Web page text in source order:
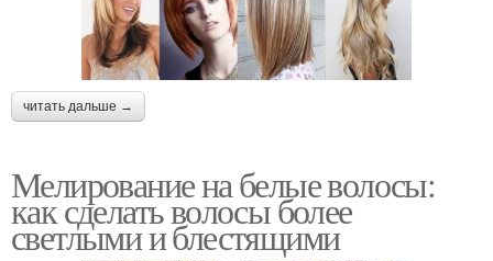
читать дальше →
Мелирование на белые волосы:
как сделать волосы более
светлыми и блестящими